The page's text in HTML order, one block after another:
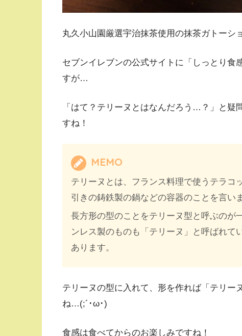
丸久小山園厳選宇治抹茶使用の抹茶ガトーシ
セブンイレブンの公式サイトに「しっとり食
すが…
「はて？テリーヌとはなんだろう…？」と疑
すね！
MEMO
テリーヌとは、フランス料理で使うテラコ
引きの鋳鉄製の鍋などの容器のことを言い
長方形の型のことをテリーヌ型と呼ぶのが
ンレス製のものも「テリーヌ」と呼ばれて
あります。
テリーヌの型に入れて、形を作れば「テリー
ね…(;´･ω･)
食感は食べてからのお楽しみですね！